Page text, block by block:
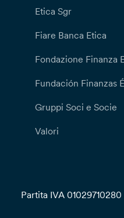
Etica Sgr
Fiare Banca Etica
Fondazione Finanza
Fundación Finanzas
Gruppi Soci e Socie
Valori
Partita IVA 01029710280